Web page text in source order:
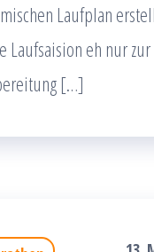
Laufplan
Laufsaision eh nur zur
[…]